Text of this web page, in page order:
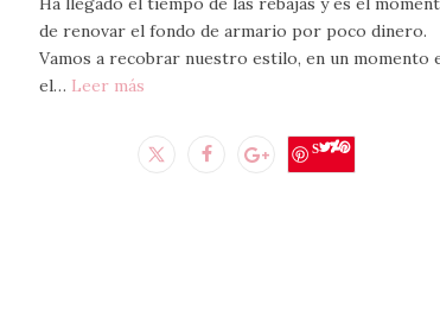
de renovar el fondo de armario por poco dinero.
Vamos a recobrar nuestro estilo, en un momento
el… Leer más
Save